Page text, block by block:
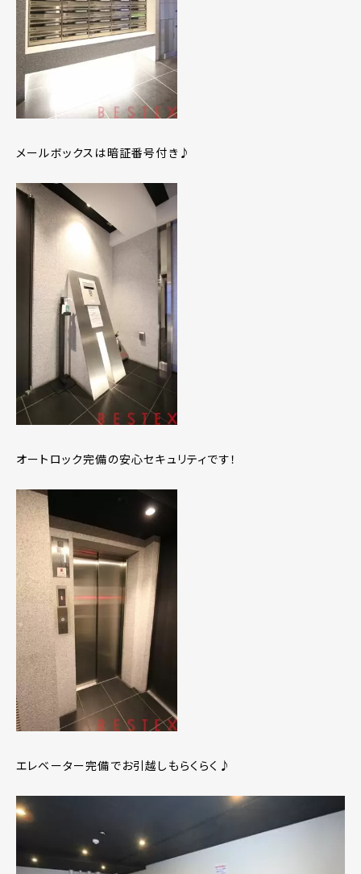
メールボックスは暗証番号付き♪
オートロック完備の安心セキュリティです！
エレベーター完備でお引越しもらくらく♪